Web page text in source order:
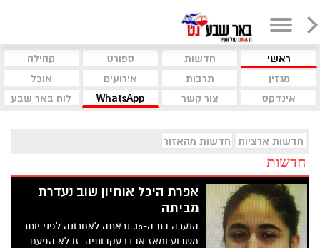
ראשי חדשות ספורט
קהילה
מגזין
תרבות אירועים
אוכל
אינדקס
צור קשר WhatsApp לוח באר שבע
חדשות ארציות חדשות מהאזור
חדשות
אפרת היכל אוחיון שוב נעדרת
מביתה
הנערה בת ה-15, נראתה לאחרונה לפני יותר
משבוע ומאז אבדו עקבותיה. זו לא הפעם